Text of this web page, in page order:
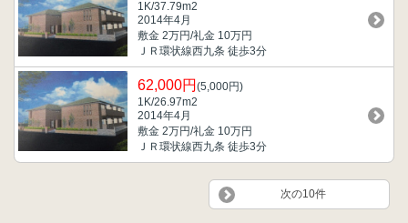
1K/37.79m2
2014年4月
敷金 2万円/礼金 10万円
ＪＲ環状線西九条 徒歩3分
62,000円 (5,000円)
1K/26.97m2
2014年4月
敷金 2万円/礼金 10万円
ＪＲ環状線西九条 徒歩3分
次の10件